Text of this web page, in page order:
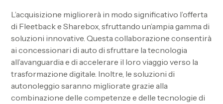
L’acquisizione migliorerà in modo significativo l’offerta
di Fleetback e Sharebox, sfruttando un’ampia gamma di
soluzioni innovative. Questa collaborazione consentirà
ai concessionari di auto di sfruttare la tecnologia
all’avanguardia e di accelerare il loro viaggio verso la
trasformazione digitale. Inoltre, le soluzioni di
autonoleggio saranno migliorate grazie alla
combinazione delle competenze e delle tecnologie di